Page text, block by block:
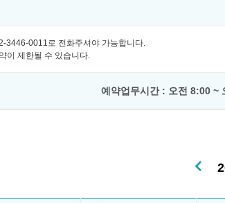
3446-0011로 전화주셔야 가능합니다.
이 제한될 수 있습니다.
예약업무시간 : 오전 8:00 ~